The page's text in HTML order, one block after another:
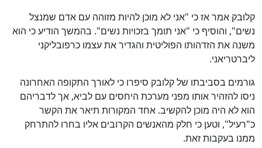
קלובק אמר אז כי "אני לא מוכן להיות מזוהה עם אדם שמנצל
נשים", והוסיף כי "אני תומך בזכויות נשים". בהמשך הודיע כי הוא
משנה את הזדהותו הפוליטית והגדיר את עצמו כרפובליקני
ליברטריאני.
גורמים בסביבתו של קלובק סיפרו כי לאורך התקופה האחרונה
ניסו להזהיר אותו מפני מערכת היחסים עם לביא, אך לדבריהם
הוא לא היה מוכן להקשיב. אחד המקורות תיאר את הקשר
כ"רעיל", וטען כי חלק מהאנשים הקרובים אליו בחרו להתרחק
ממנו בעקבות זאת.